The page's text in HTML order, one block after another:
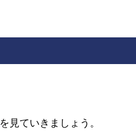
を見ていきましょう。